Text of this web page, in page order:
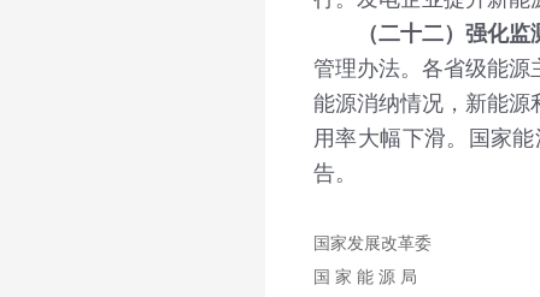
（二十二）强化
管理办法。各省级能
能源消纳情况，新能源
用率大幅下滑。国家
告。
国家发展改革委
国 家 能 源 局